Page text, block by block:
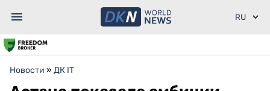
Новости » ДК IT